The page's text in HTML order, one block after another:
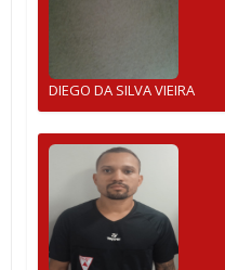
DIEGO DA SILVA VIEIRA